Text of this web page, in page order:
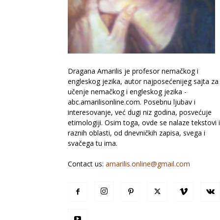
Dragana Amarilis je profesor nemačkog i
engleskog jezika, autor najposećenijeg sajta za
učenje nemačkog i engleskog jezika -
abc.amarilisonline.com. Posebnu ljubav i
interesovanje, već dugi niz godina, posvećuje
etimologiji. Osim toga, ovde se nalaze tekstovi
raznih oblasti, od dnevničkih zapisa, svega i
svačega tu ima.
Contact us: amarilis.online@gmail.com